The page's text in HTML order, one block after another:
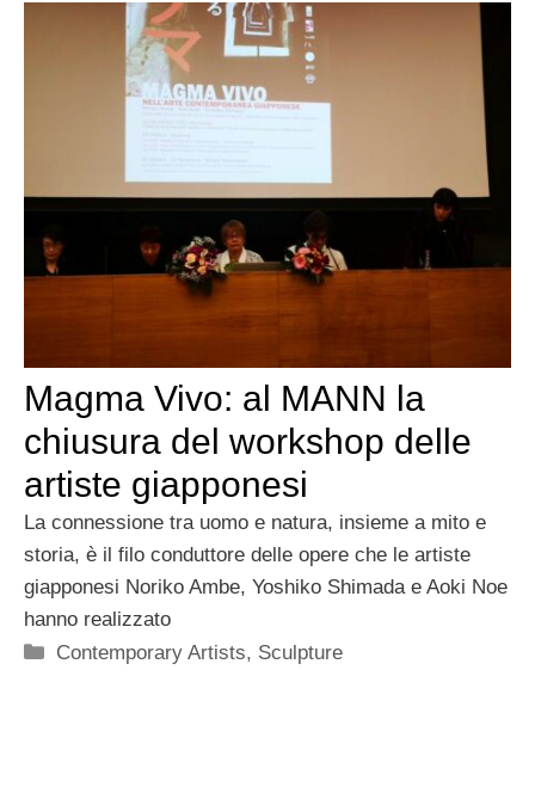
Magma Vivo: al MANN la
chiusura del workshop delle
artiste giapponesi
La connessione tra uomo e natura, insieme a mito e
storia, è il filo conduttore delle opere che le artiste
giapponesi Noriko Ambe, Yoshiko Shimada e Aoki Noe
hanno realizzato
Categorie
Contemporary Artists, Sculpture